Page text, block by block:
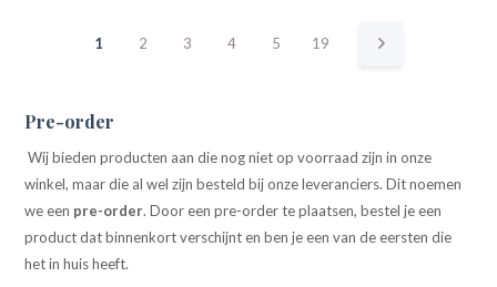
1 2 3 4 5 19
Pre-order
Wij bieden producten aan die nog niet op voorraad zijn in onze
winkel, maar die al wel zijn besteld bij onze leveranciers. Dit noemen
we een pre-order. Door een pre-order te plaatsen, bestel je een
product dat binnenkort verschijnt en ben je een van de eersten die
het in huis heeft.